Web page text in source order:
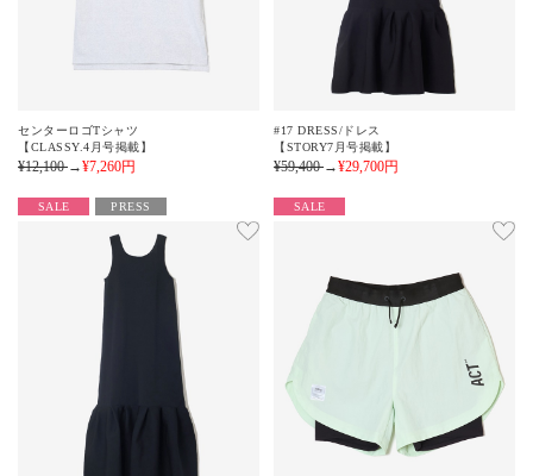
センターロゴTシャツ
【CLASSY.4月号掲載】
¥12,100→¥7,260円
#17 DRESS/ドレス
【STORY7月号掲載】
¥59,400→¥29,700円
SALE PRESS SALE